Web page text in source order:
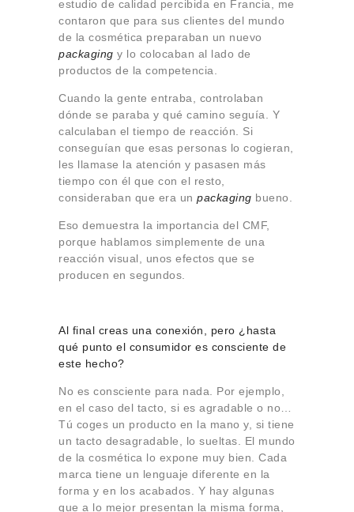
estudio de calidad percibida en Francia, me
contaron que para sus clientes del mundo
de la cosmética preparaban un nuevo
packaging y lo colocaban al lado de
productos de la competencia.
Cuando la gente entraba, controlaban
dónde se paraba y qué camino seguía. Y
calculaban el tiempo de reacción. Si
conseguían que esas personas lo cogieran,
les llamase la atención y pasasen más
tiempo con él que con el resto,
consideraban que era un packaging bueno.
Eso demuestra la importancia del CMF,
porque hablamos simplemente de una
reacción visual, unos efectos que se
producen en segundos.
Al final creas una conexión, pero ¿hasta
qué punto el consumidor es consciente de
este hecho?
No es consciente para nada. Por ejemplo,
en el caso del tacto, si es agradable o no…
Tú coges un producto en la mano y, si tiene
un tacto desagradable, lo sueltas. El mundo
de la cosmética lo expone muy bien. Cada
marca tiene un lenguaje diferente en la
forma y en los acabados. Y hay algunas
que a lo mejor presentan la misma forma,